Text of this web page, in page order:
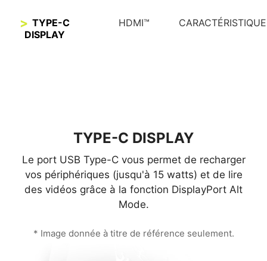
TYPE-C
DISPLAY
HDMI™
TYPE-C DISPLAY
Le port USB Type-C vous permet de recharger
vos périphériques (jusqu'à 15 watts) et de lire
des vidéos grâce à la fonction DisplayPort Alt
Mode.
* Image donnée à titre de référence seulement.